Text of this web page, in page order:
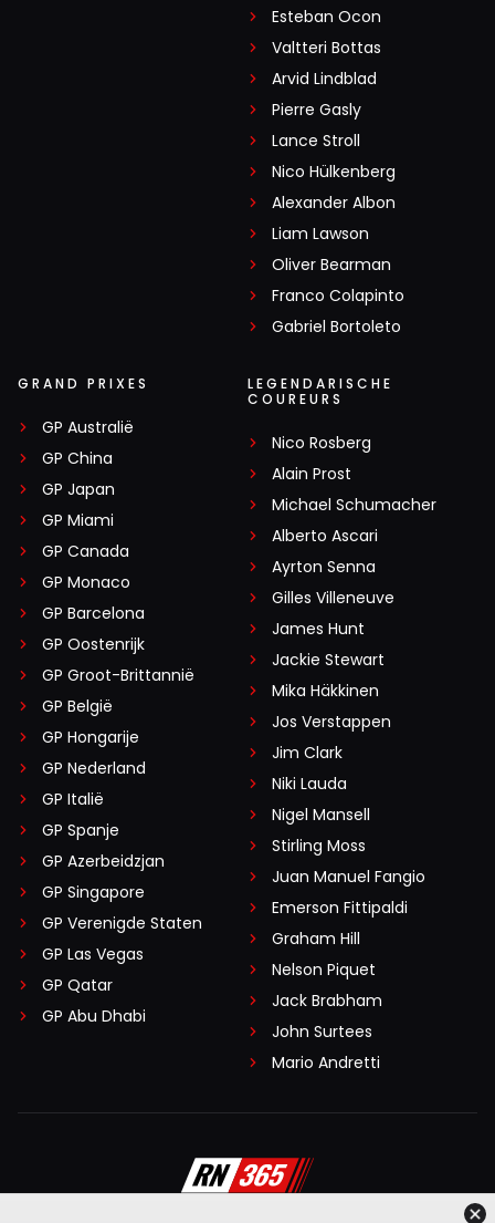
Esteban Ocon
Valtteri Bottas
Arvid Lindblad
Pierre Gasly
Lance Stroll
Nico Hülkenberg
Alexander Albon
Liam Lawson
Oliver Bearman
Franco Colapinto
Gabriel Bortoleto
GRAND PRIXES
GP Australië
GP China
GP Japan
GP Miami
GP Canada
GP Monaco
GP Barcelona
GP Oostenrijk
GP Groot-Brittannië
GP België
GP Hongarije
GP Nederland
GP Italië
GP Spanje
GP Azerbeidzjan
GP Singapore
GP Verenigde Staten
GP Las Vegas
GP Qatar
GP Abu Dhabi
LEGENDARISCHE
COUREURS
Nico Rosberg
Alain Prost
Michael Schumacher
Alberto Ascari
Ayrton Senna
Gilles Villeneuve
James Hunt
Jackie Stewart
Mika Häkkinen
Jos Verstappen
Jim Clark
Niki Lauda
Nigel Mansell
Stirling Moss
Juan Manuel Fangio
Emerson Fittipaldi
Graham Hill
Nelson Piquet
Jack Brabham
John Surtees
Mario Andretti